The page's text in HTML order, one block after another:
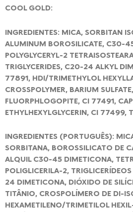
COOL GOLD:
INGREDIENTES: MICA, SORBITAN
ALUMINUM BOROSILICATE, C30-
POLYGLYCERYL-2
TRIGLYCERIDES, C20-24 ALKYL
77891, HDI/TRIMETHYLOL
CROSSPOLYMER, BARIUM
FLUORPHLOGOPITE, CI 77491,
ETHYLHEXYLGLYCERIN, CI 77499,
INGREDIENTES (PORTUGUÊS):
SORBITANA, BOROSSILICATO DE
ALQUIL C30-45 DIMETICONA,
POLIGLICERILA-2,
24 DIMETICONA, DIÓXIDO DE
TITÂNIO, CROSPOLÍMERO DE DI-
HEXAMETILENO/TRIMETILOL